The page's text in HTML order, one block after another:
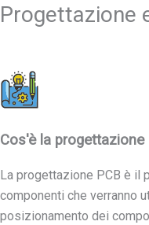
Progettazione
Cos'è la progettazione
La progettazione PCB è il
componenti che verranno
posizionamento dei